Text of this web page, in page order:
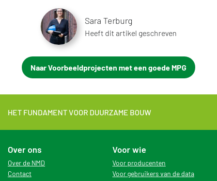
Sara Terburg
Heeft dit artikel geschreven
Naar Voorbeeldprojecten met een goede MPG
HET FUNDAMENT VOOR DUURZAME BOUW
Over ons
Over de NMD
Contact
Voor wie
Voor producenten
Voor gebruikers van de data